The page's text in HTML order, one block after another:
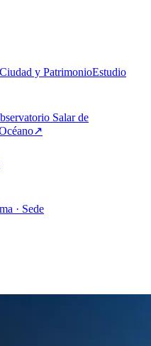
Ciudad y PatrimonioEstudio
Salar de
↗
· Sede